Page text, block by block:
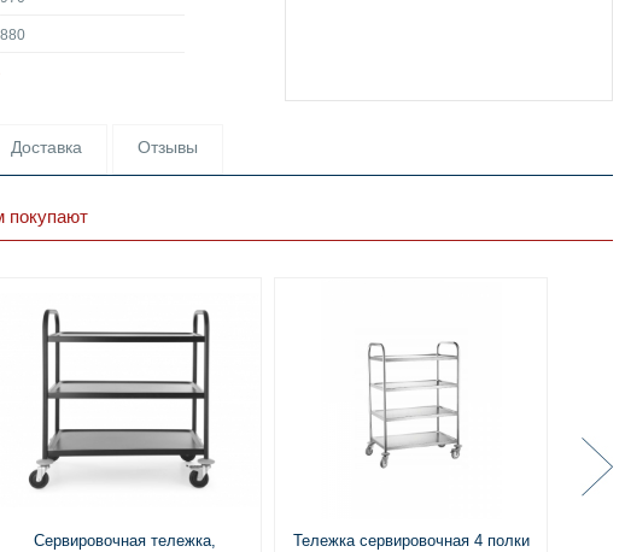
880
Доставка Отзывы
покупают
Сервировочная тележка,
Тележка сервировочная 4 полки